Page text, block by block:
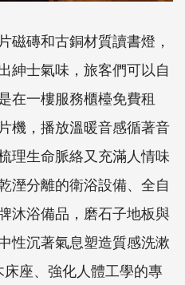
磁磚和古銅材質讀書燈，
紳士氣味，旅客們可以自
在一樓服務櫃檯免費租
機，播放溫暖音感循著音
理生命脈絡又充滿人情味
溼分離的衛浴設備、全自
沐浴備品，磨石子地板與
性沉著氣息塑造質感洗漱
座、強化人體工學的專